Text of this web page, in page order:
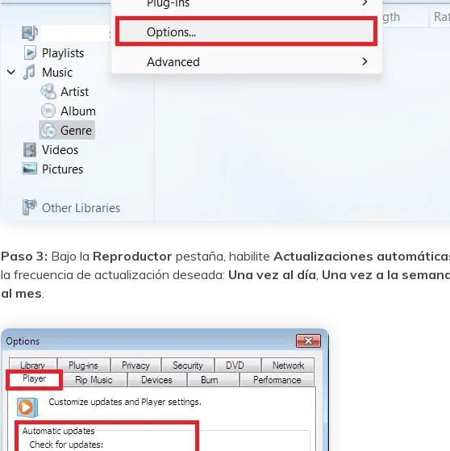
Paso 3: Bajo la Reproductor pestaña, habilite Actualizaciones
la frecuencia de actualización deseada: Una vez al día, Una vez a la
al mes.